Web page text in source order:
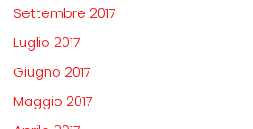
Settembre 2017
Luglio 2017
Giugno 2017
Maggio 2017